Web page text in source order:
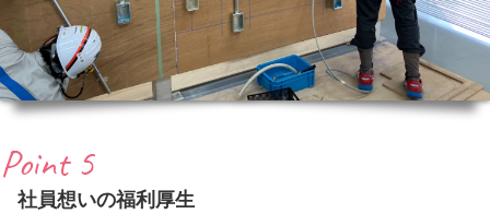
Point 5
社員想いの福利厚生